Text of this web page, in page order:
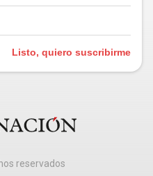
Listo, quiero suscribirme
reservados